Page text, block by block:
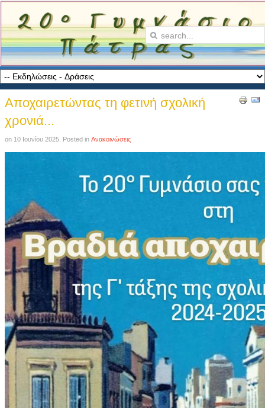
Αποχαιρετώντας τη φετινή σχολική
χρονιά...
on 10 Ιουνίου 2025 . Posted in Ανακοινώσεις